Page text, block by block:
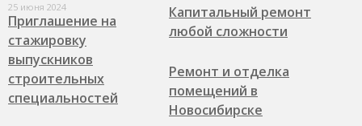
25 июня 2024
Приглашение на
стажировку
выпускников
строительных
специальностей
Капитальный ремонт
любой сложности
Ремонт и отделка
помещений в
Новосибирске